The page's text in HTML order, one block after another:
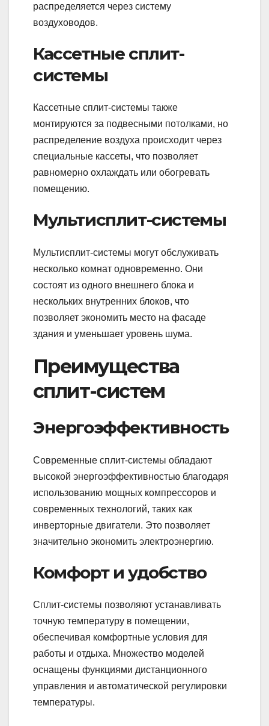
распределяется через систему
воздуховодов.
Кассетные сплит-
системы
Кассетные сплит-системы также
монтируются за подвесными потолками, но
распределение воздуха происходит через
специальные кассеты, что позволяет
равномерно охлаждать или обогревать
помещению.
Мультисплит-системы
Мультисплит-системы могут обслуживать
несколько комнат одновременно. Они
состоят из одного внешнего блока и
нескольких внутренних блоков, что
позволяет экономить место на фасаде
здания и уменьшает уровень шума.
Преимущества
сплит-систем
Энергоэффективность
Современные сплит-системы обладают
высокой энергоэффективностью благодаря
использованию мощных компрессоров и
современных технологий, таких как
инверторные двигатели. Это позволяет
значительно экономить электроэнергию.
Комфорт и удобство
Сплит-системы позволяют устанавливать
точную температуру в помещении,
обеспечивая комфортные условия для
работы и отдыха. Множество моделей
оснащены функциями дистанционного
управления и автоматической регулировки
температуры.